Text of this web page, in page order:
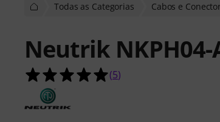
Todas as Categorias Cabos e
Neutrik NKPH04-
5.0 de 5 estrelas de 5
(5)